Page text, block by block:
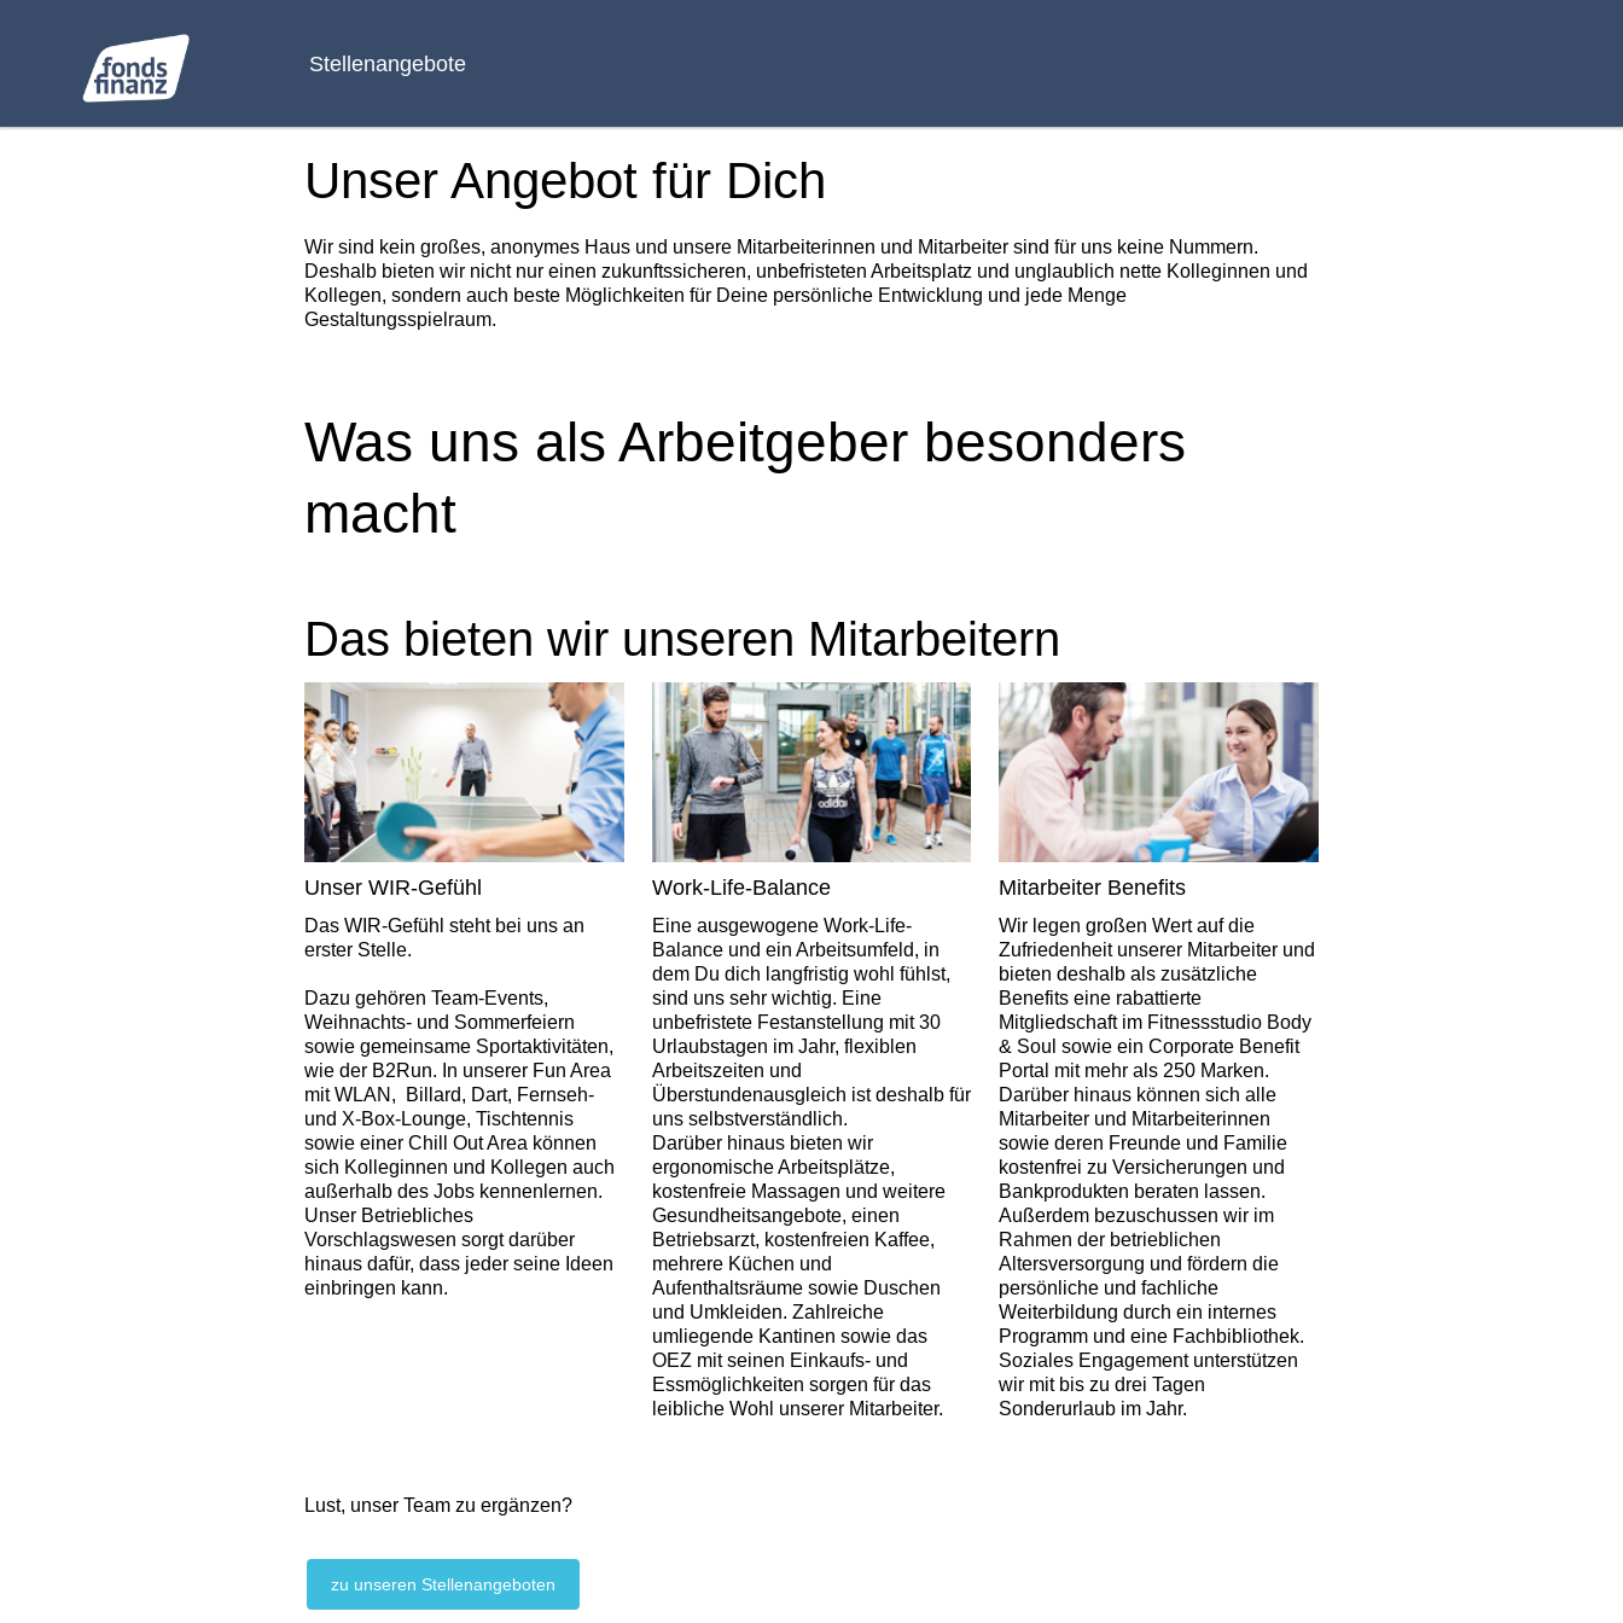
Stellenangebote
Unser Angebot für Dich
Wir sind kein großes, anonymes Haus und unsere Mitarbeiterinnen und Mitarbeiter sind für uns keine Nummern.
Deshalb bieten wir nicht nur einen zukunftssicheren, unbefristeten Arbeitsplatz und unglaublich nette Kolleginnen und
Kollegen, sondern auch beste Möglichkeiten für Deine persönliche Entwicklung und jede Menge
Gestaltungsspielraum.
Was uns als Arbeitgeber besonders
macht
Das bieten wir unseren Mitarbeitern
Unser WIR-Gefühl
Das WIR-Gefühl steht bei uns an
erster Stelle.
Dazu gehören Team-Events,
Weihnachts- und Sommerfeiern
sowie gemeinsame Sportaktivitäten,
wie der B2Run. In unserer Fun Area
mit WLAN, Billard, Dart, Fernseh-
und X-Box-Lounge, Tischtennis
sowie einer Chill Out Area können
sich Kolleginnen und Kollegen auch
außerhalb des Jobs kennenlernen.
Unser Betriebliches
Vorschlagswesen sorgt darüber
hinaus dafür, dass jeder seine Ideen
einbringen kann.
Lust, unser Team zu ergänzen?
Work-Life-Balance
Eine ausgewogene Work-Life-
Balance und ein Arbeitsumfeld, in
dem Du dich langfristig wohl fühlst,
sind uns sehr wichtig. Eine
unbefristete Festanstellung mit 30
Urlaubstagen im Jahr, flexiblen
Arbeitszeiten und
Überstundenausgleich ist deshalb für
uns selbstverständlich.
Darüber hinaus bieten wir
ergonomische Arbeitsplätze,
kostenfreie Massagen und weitere
Gesundheitsangebote, einen
Betriebsarzt, kostenfreien Kaffee,
mehrere Küchen und
Aufenthaltsräume sowie Duschen
und Umkleiden. Zahlreiche
umliegende Kantinen sowie das
OEZ mit seinen Einkaufs- und
Essmöglichkeiten sorgen für das
leibliche Wohl unserer Mitarbeiter.
Mitarbeiter Benefits
Wir legen großen Wert auf die
Zufriedenheit unserer Mitarbeiter und
bieten deshalb als zusätzliche
Benefits eine rabattierte
Mitgliedschaft im Fitnessstudio Body
& Soul sowie ein Corporate Benefit
Portal mit mehr als 250 Marken.
Darüber hinaus können sich alle
Mitarbeiter und Mitarbeiterinnen
sowie deren Freunde und Familie
kostenfrei zu Versicherungen und
Bankprodukten beraten lassen.
Außerdem bezuschussen wir im
Rahmen der betrieblichen
Altersversorgung und fördern die
persönliche und fachliche
Weiterbildung durch ein internes
Programm und eine Fachbibliothek.
Soziales Engagement unterstützen
wir mit bis zu drei Tagen
Sonderurlaub im Jahr.
zu unseren Stellenangeboten